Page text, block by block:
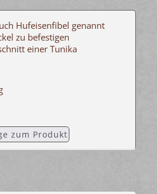
Hufeisenfibel genannt
zu befestigen
einer Tunika
zum Produkt